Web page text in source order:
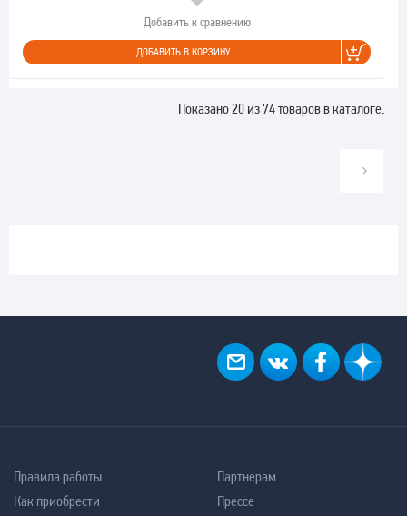
Добавить к сравнению
ДОБАВИТЬ В КОРЗИНУ
Показано 20 из 74 товаров в каталоге.
Правила работы
Как приобрести
Партнерам
Прессе